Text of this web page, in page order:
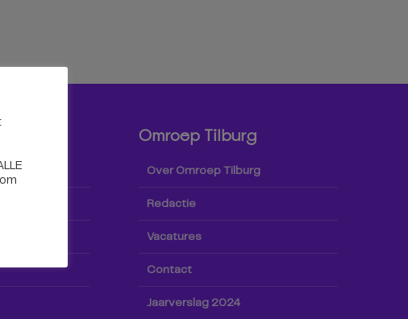
Omroep Tilburg
Over Omroep Tilburg
Redactie
Vacatures
Contact
Jaarverslag 2024